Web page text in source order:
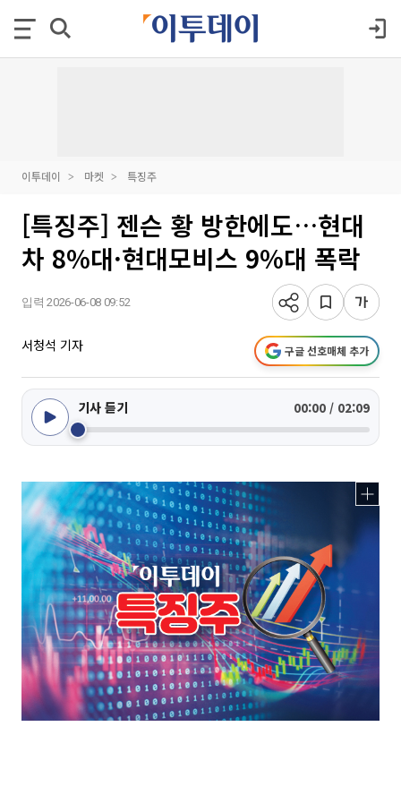
이투데이 마켓 특징주
[특징주] 젠슨 황 방한에도…현대
차 8%대·현대모비스 9%대 폭락
입력 2026-06-08 09:52
서청석 기자 구글 선호매체 추가
기사 듣기 00:00 / 02:09